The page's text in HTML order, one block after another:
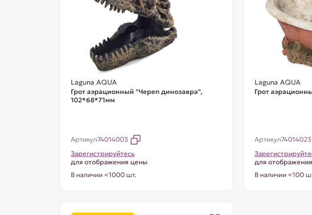
Laguna AQUA
Грот аэрационный "Череп динозавра",
102*68*71мм
Артикул74014003
Зарегистрируйтесь
для отображения цены
В наличии <1000 шт.
Laguna AQUA
Грот
Артикул74014023
для
В наличии <100